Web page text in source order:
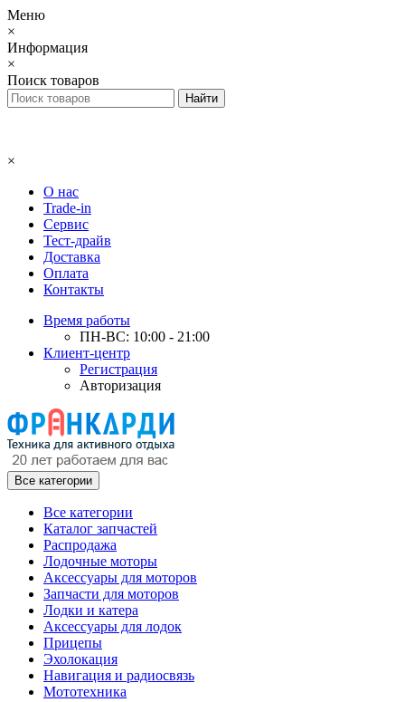
Меню
×
Информация
×
Поиск товаров
×
О нас
Trade-in
Сервис
Тест-драйв
Доставка
Оплата
Контакты
Время работы
ПН-ВС: 10:00 - 21:00
Клиент-центр
Регистрация
Авторизация
Все категории
Все категории
Каталог запчастей
Распродажа
Лодочные моторы
Аксессуары для моторов
Запчасти для моторов
Лодки и катера
Аксессуары для лодок
Прицепы
Эхолокация
Навигация и радиосвязь
Мототехника